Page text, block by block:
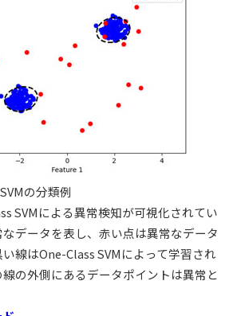
の分類例
SVMによる異常検知が可視化されてい
データを表し、赤い点は異常なデータ
線はOne-Class SVMによって学習され
の外側にあるデータポイントは異常と